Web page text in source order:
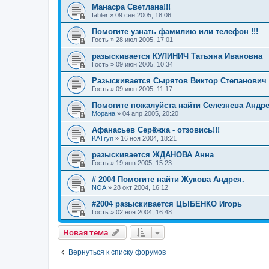
Манасра Светлана!!!
fabler » 09 сен 2005, 18:06
Помогите узнать фамилию или телефон !!!
Гость » 28 июл 2005, 17:01
разыскивается КУЛИНИЧ Татьяна Ивановна
Гость » 09 июн 2005, 10:34
Разыскивается Сырятов Виктор Степанович
Гость » 09 июн 2005, 11:17
Помогите пожалуйста найти Селезнева
Морана » 04 апр 2005, 20:20
Афанасьев Серёжка - отзовись!!!
KATryn » 16 ноя 2004, 18:21
разыскивается ЖДАНОВА Анна
Гость » 19 янв 2005, 15:23
# 2004 Помогите найти Жукова Андрея.
NOA » 28 окт 2004, 16:12
#2004 разыскивается ЦЫБЕНКО Игорь
Гость » 02 ноя 2004, 16:48
Новая тема
Вернуться к списку форумов